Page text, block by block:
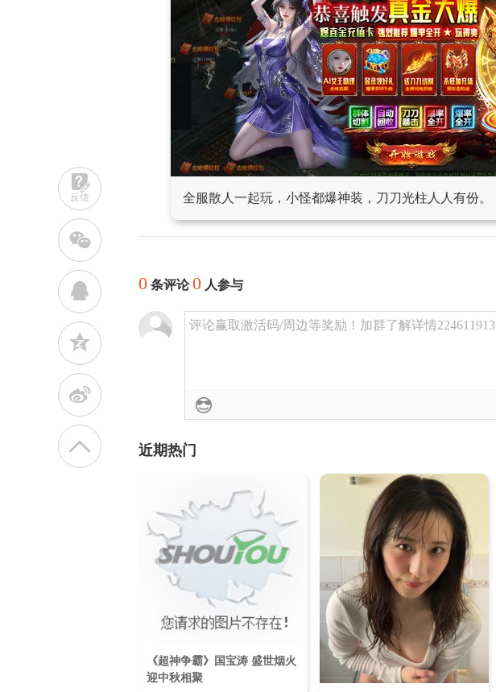
全服散人一起玩，小怪都爆神装，刀刀光柱人人有份。
0 条评论0 人参与
评论赢取激活码/周边等奖励！加群了解详情224611913
近期热门
《超神争霸》国宝涛 盛世烟火
迎中秋相聚
反馈
w
q
z
t